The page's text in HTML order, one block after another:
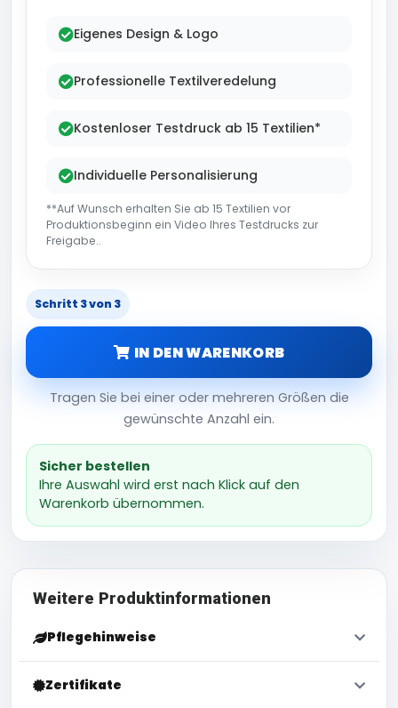
Eigenes Design & Logo
Professionelle Textilveredelung
Kostenloser Testdruck ab 15 Textilien*
Individuelle Personalisierung
**Auf Wunsch erhalten Sie ab 15 Textilien vor
Produktionsbeginn ein Video Ihres Testdrucks zur
Freigabe..
Schritt 3 von 3
IN DEN WARENKORB
Tragen Sie bei einer oder mehreren Größen die
gewünschte Anzahl ein.
Sicher bestellen
Ihre Auswahl wird erst nach Klick auf den
Warenkorb übernommen.
Weitere Produktinformationen
Pflegehinweise
Zertifikate